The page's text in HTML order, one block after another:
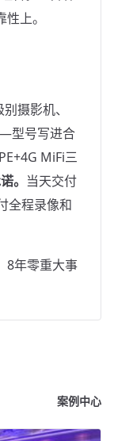
上。
摄影机、
型号写进合
MiFi三
。 当天交付
全程录像和
8年零重大事
案例中心